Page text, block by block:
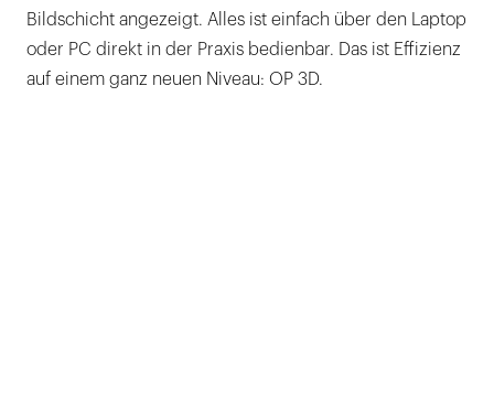
Bildschicht angezeigt. Alles ist einfach über den Laptop
oder PC direkt in der Praxis bedienbar. Das ist Effizienz
auf einem ganz neuen Niveau: OP 3D.